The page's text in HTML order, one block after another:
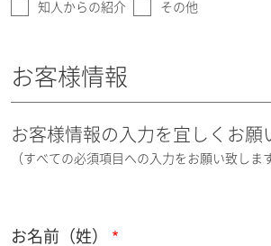
知人からの紹介 その他
お客様情報
お客様情報の入力を宜しくお願
（すべての必須項目への入力をお願い致しま
お名前（姓）